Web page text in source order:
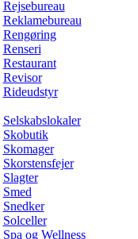
Rejsebureau
Reklamebureau
Rengøring
Renseri
Restaurant
Revisor
Rideudstyr
Selskabslokaler
Skobutik
Skomager
Skorstensfejer
Slagter
Smed
Snedker
Solceller
Spa og Wellness